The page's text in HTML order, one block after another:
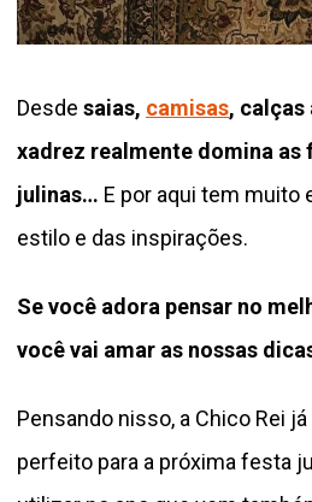
Desde saias, camisas, calças
xadrez realmente domina as
julinas… E por aqui tem muito
estilo e das inspirações.
Se você adora pensar no
você vai amar as nossas
Pensando nisso, a Chico Rei
perfeito para a próxima festa